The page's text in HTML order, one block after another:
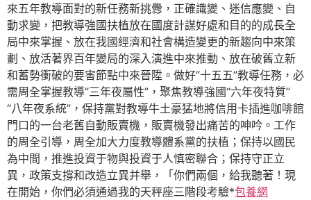
來五年教導面對的新任務新挑釁，正確識變、迷信應變、自
動求變，把教導強國扶植放在國度計謀好處和目的的成長全
局中來掌握、放在我國經濟和社會構造變更的新趨向中來策
劃、放活著界百年變局的深入演進中來推動、放在破舊立新
和蓄勢衝破的要害節點中來晉陞。做好“十五五”教導任務，必
需周全掌握教導“三年夜屬性”，聚焦教導強國“六年夜特質”
“八年夜系統”，保持黨對教導牛土豪猛地將信用卡插進咖啡館
門口的一台老舊自動販賣機，販賣機發出痛苦的呻吟。工作
的周全引導，周全加大力度教導體系黨的扶植；保持以國民
為中間，推進投資于物與投資于人慎密聯合；保持守正立
異，政策支撐和改造立異并舉，「你們兩個，給我聽著！現
在開始，你們必須通過我的天秤座三階段考驗*包養網